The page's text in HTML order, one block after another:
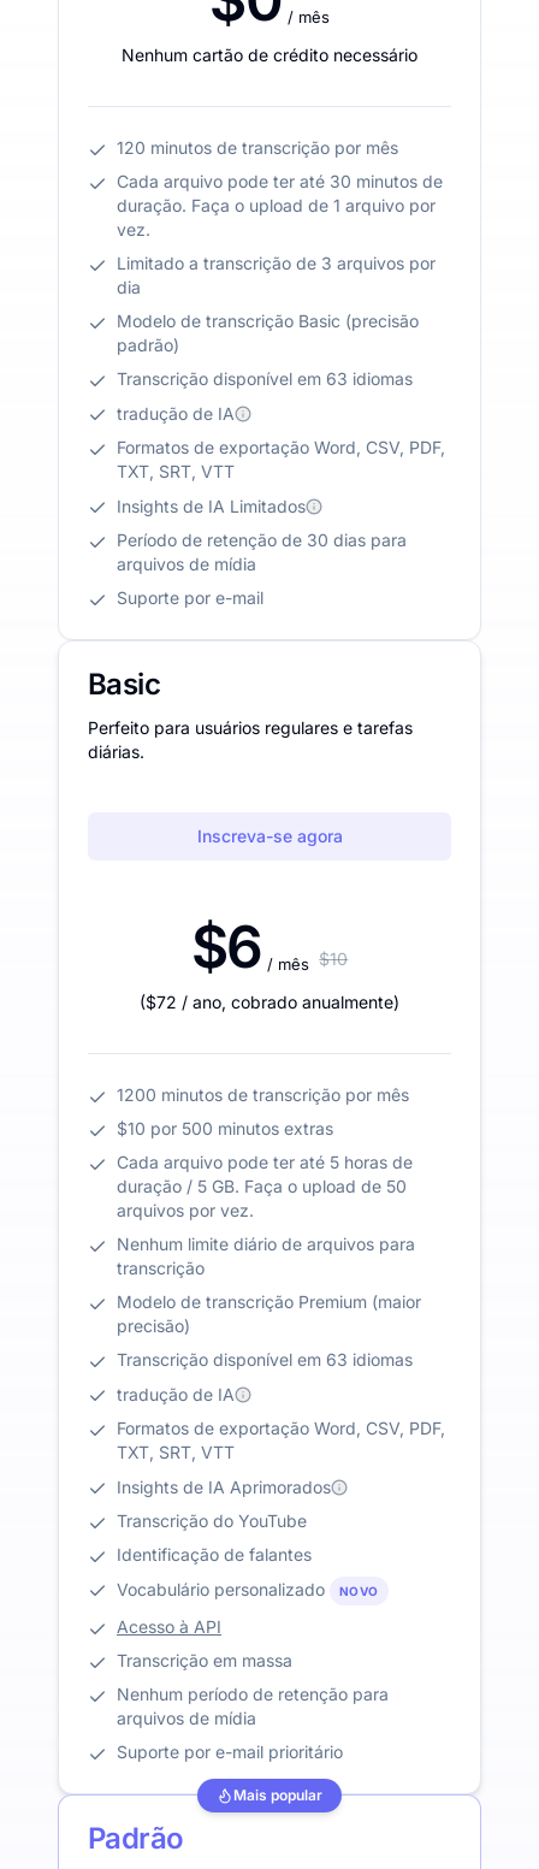
/ mês
Nenhum cartão de crédito necessário
120 minutos de transcrição por mês
Cada arquivo pode ter até 30 minutos de
duração. Faça o upload de 1 arquivo por
vez.
Limitado a transcrição de 3 arquivos por
dia
Modelo de transcrição Basic (precisão
padrão)
Transcrição disponível em 63 idiomas
tradução de IA
Formatos de exportação Word, CSV, PDF,
TXT, SRT, VTT
Insights de IA Limitados
Período de retenção de 30 dias para
arquivos de mídia
Suporte por e-mail
Basic
Perfeito para usuários regulares e tarefas
diárias.
Inscreva-se agora
$6 / mês $10
($72 / ano, cobrado anualmente)
1200 minutos de transcrição por mês
$10 por 500 minutos extras
Cada arquivo pode ter até 5 horas de
duração / 5 GB. Faça o upload de 50
arquivos por vez.
Nenhum limite diário de arquivos para
transcrição
Modelo de transcrição Premium (maior
precisão)
Transcrição disponível em 63 idiomas
tradução de IA
Formatos de exportação Word, CSV, PDF,
TXT, SRT, VTT
Insights de IA Aprimorados
Transcrição do YouTube
Identificação de falantes
Vocabulário personalizado
NOVO
Acesso à API
Transcrição em massa
Nenhum período de retenção para
arquivos de mídia
Suporte por e-mail prioritário
Mais popular
Padrão